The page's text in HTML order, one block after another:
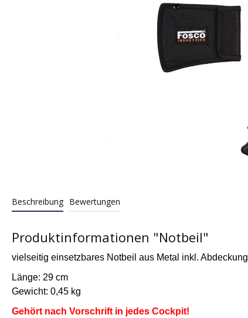
Beschreibung Bewertungen
Produktinformationen "Notbeil"
vielseitig einsetzbares Notbeil aus Metal inkl. Abdeckung
Länge: 29 cm
Gewicht: 0,45 kg
Gehört nach Vorschrift in jedes Cockpit!